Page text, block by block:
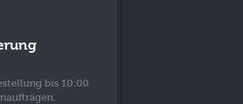
bis 10:00